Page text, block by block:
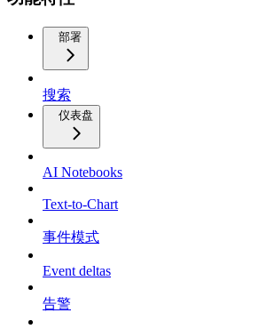
部署
搜索
仪表盘
AI Notebooks
Text-to-Chart
事件模式
Event deltas
告警